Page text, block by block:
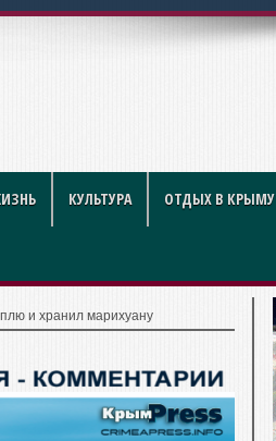
КУЛЬТУРА ОТДЫХ В КРЫМУ
и хранил марихуану